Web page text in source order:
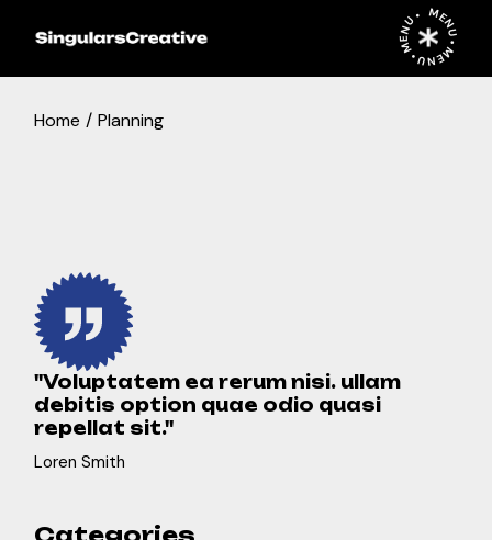
MENU • MENU • MENU •
Home Planning
''Voluptatem ea rerum nisi. ullam
debitis option quae odio quasi
repellat sit.''
Loren Smith